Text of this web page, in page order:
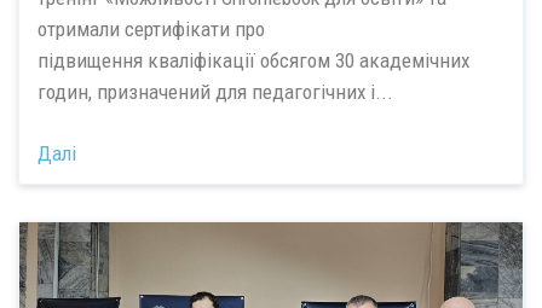
отримали сертифікати про
підвищення кваліфікації обсягом 30 академічних
годин, призначений для педагогічних і...
Далі